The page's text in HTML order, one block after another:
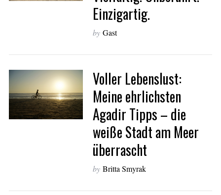
Einzigartig.
by Gast
Voller Lebenslust:
Meine ehrlichsten
Agadir Tipps – die
weiße Stadt am Meer
überrascht
by Britta Smyrak
a